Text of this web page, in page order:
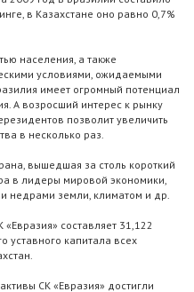
в Казахстане оно равно 0,7%
населения, а также
условиями, ожидаемыми
имеет огромный потенциал
А возросший интерес к рынку
позволит увеличить
в несколько раз.
вышедшая за столь короткий
в лидеры мировой экономики,
недрами земли, климатом и др.
составляет 31,122
уставного капитала всех
СК «Евразия» достигли